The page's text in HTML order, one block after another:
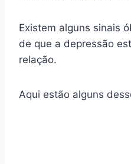
Existem alguns sinais
de que a depressão
relação.
Aqui estão alguns